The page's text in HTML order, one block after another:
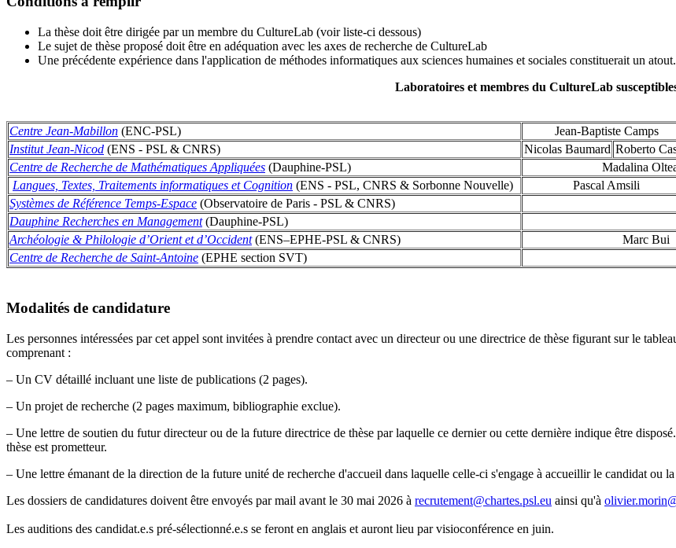
La thèse doit être dirigée par un membre du CultureLab (voir liste-ci dessous)
Le sujet de thèse proposé doit être en adéquation avec les axes de recherche de CultureLab
Une précédente expérience dans l'application de méthodes informatiques aux sciences humaines et sociales constituerait un atout.
Laboratoires et membres du CultureLab
Centre Jean-Mabillon (ENC-PSL) Jean-Baptiste Camps
Institut Jean-Nicod (ENS - PSL & CNRS) Nicolas Baumard Roberto
Centre de Recherche de Mathématiques Appliquées (Dauphine-PSL) Madalina
Langues, Textes, Traitements informatiques et Cognition (ENS - PSL, CNRS & Sorbonne Nouvelle) Pascal Amsili
Systèmes de Référence Temps-Espace (Observatoire de Paris - PSL & CNRS)
Dauphine Recherches en Management(Dauphine-PSL)
Archéologie & Philologie d’Orient et d’Occident(ENS–EPHE-PSL & CNRS) Marc Bui
Centre de Recherche de Saint-Antoine (EPHE section SVT)
Modalités de candidature
Les personnes intéressées par cet appel sont invitées à prendre contact avec un directeur ou une directrice de thèse figurant sur le
comprenant :
– Un CV détaillé incluant une liste de publications (2 pages).
– Un projet de recherche (2 pages maximum, bibliographie exclue).
– Une lettre de soutien du futur directeur ou de la future directrice de thèse par laquelle ce dernier ou cette dernière indique être
thèse est prometteur.
– Une lettre émanant de la direction de la future unité de recherche d'accueil dans laquelle celle-ci s'engage à accueillir le candidat ou
Les dossiers de candidatures doivent être envoyés par mail avant le 30 mai 2026 à recrutement@chartes.psl.eu ainsi qu'à
Les auditions des candidat.e.s pré-sélectionné.e.s se feront en anglais et auront lieu par visioconférence en juin.